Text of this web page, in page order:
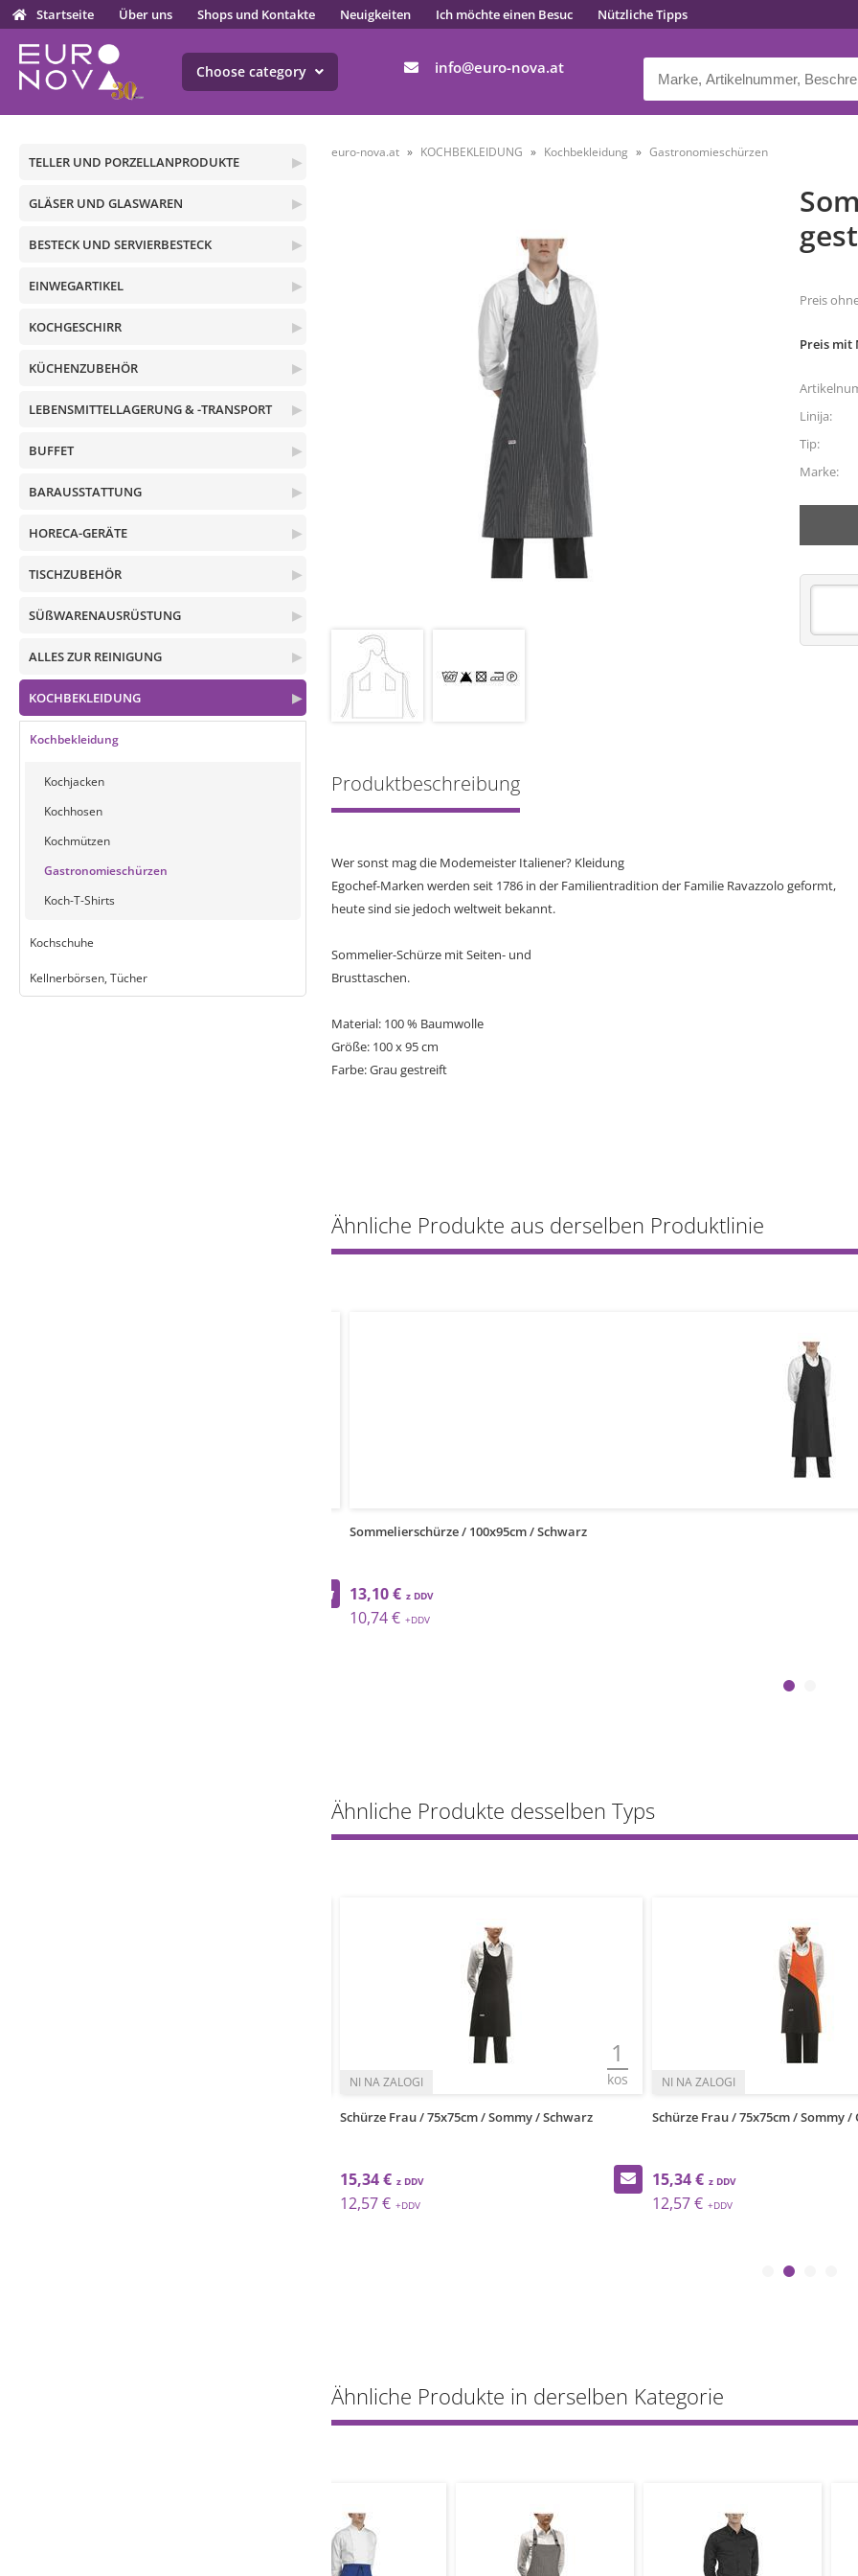
Startseite Über uns Shops und Kontakte Neuigkeiten Ich möchte einen Besuc Nützliche Tipps
info euro-nova.at
Choose category
▶
TELLER UND PORZELLANPRODUKTE
▶
GLÄSER UND GLASWAREN
▶
BESTECK UND SERVIERBESTECK
▶
EINWEGARTIKEL
▶
KOCHGESCHIRR
▶
KÜCHENZUBEHÖR
▶
LEBENSMITTELLAGERUNG & -TRANSPORT
▶
BUFFET
▶
BARAUSSTATTUNG
▶
HORECA-GERÄTE
▶
TISCHZUBEHÖR
▶
SÜßWARENAUSRÜSTUNG
▶
ALLES ZUR REINIGUNG
▶
KOCHBEKLEIDUNG
Kochbekleidung
Kochjacken
Kochhosen
Kochmützen
Gastronomieschürzen
Koch-T-Shirts
Kochschuhe
Kellnerbörsen, Tücher
euro-nova.at KOCHBEKLEIDUNG Kochbekleidung Gastronomieschürzen
Preis
Preis mit
Linija:
Tip:
Marke:
Produktbeschreibung
Wer sonst mag die Modemeister Italiener? Kleidung
Egochef-Marken werden seit 1786 in der Familientradition der Familie Ravazzolo geformt,
heute sind sie jedoch weltweit bekannt.
Sommelier-Schürze mit Seiten- und
Brusttaschen.
Material: 100 % Baumwolle
Größe: 100 x 95 cm
Farbe: Grau gestreift
Ähnliche Produkte aus derselben Produktlinie
Sommelierschürze / 100x95cm / Schwarz
13,10 €
10,74 €
Ähnliche Produkte desselben Typs
1
kos
Schürze Frau / 75x75cm / Sommy / Schwarz
15,34 €
12,57 €
Schürze Frau / 75x75cm / Sommy /
15,34 €
12,57 €
Ähnliche Produkte in derselben Kategorie